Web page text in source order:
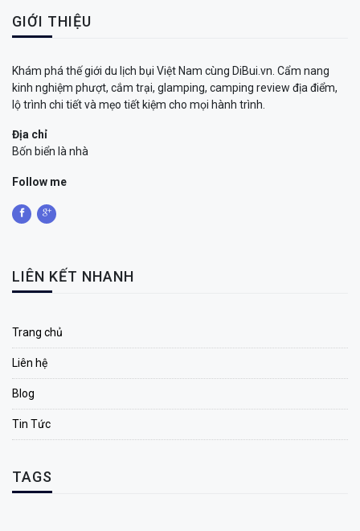
GIỚI THIỆU
Khám phá thế giới du lịch bụi Việt Nam cùng DiBui.vn. Cẩm nang
kinh nghiệm phượt, cắm trại, glamping, camping review địa điểm,
lộ trình chi tiết và mẹo tiết kiệm cho mọi hành trình.
Địa chỉ
Bốn biển là nhà
Follow me
LIÊN KẾT NHANH
Trang chủ
Liên hệ
Blog
Tin Tức
TAGS